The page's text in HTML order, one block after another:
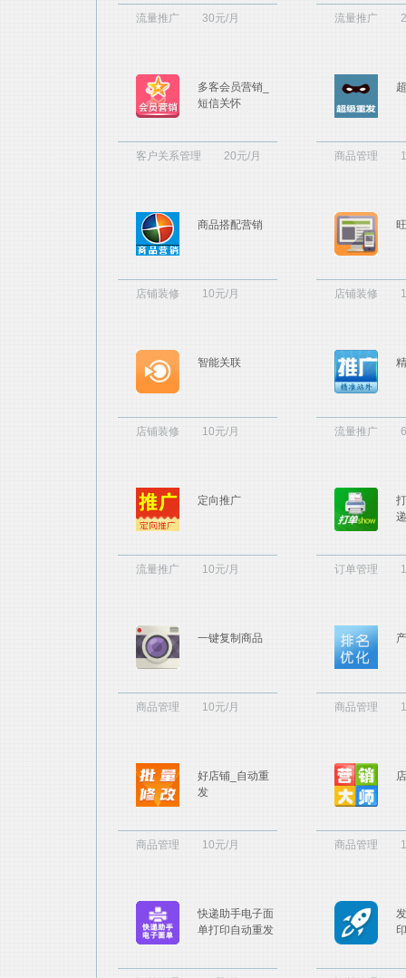
流量推广 30元/月 流量推广
多客会员营销_
短信关怀
客户关系管理 20元/月 商品管理
商品搭配营销
店铺装修 10元/月 店铺装修
智能关联
店铺装修 10元/月 流量推广
定向推广
流量推广 10元/月 订单管理
一键复制商品
商品管理 10元/月 商品管理
好店铺_自动重
发
商品管理 10元/月 商品管理
快递助手电子面
单打印自动重发